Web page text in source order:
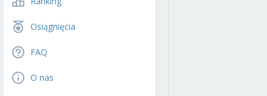
Osiągnięcia
FAQ
O nas